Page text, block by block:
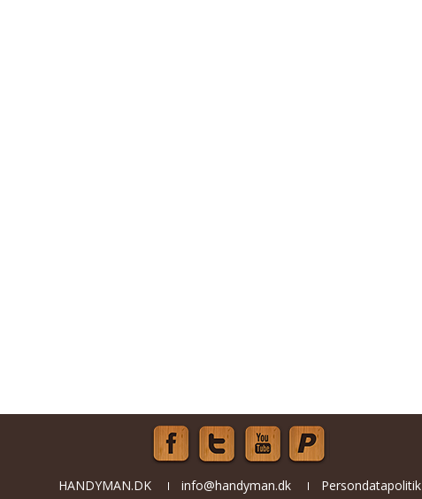
HANDYMAN.DK info@handyman.dk Persondatapolitik